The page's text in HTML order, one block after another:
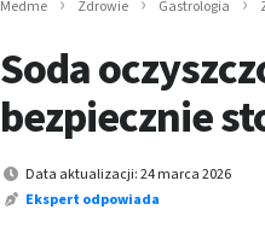
Medme Zdrowie Gastrologia
Soda
bezpiecznie
Data aktualizacji: 24 marca 2026
Ekspert odpowiada